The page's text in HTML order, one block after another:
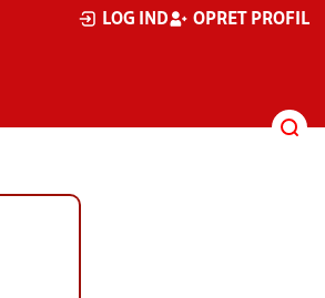
LOG IND OPRET PROFIL